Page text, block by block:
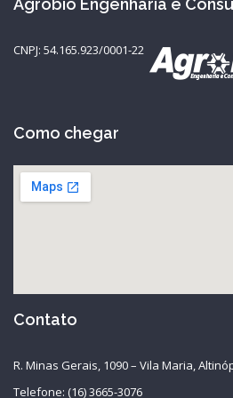
CNPJ: 54.165.923/0001-22
Como chegar
Contato
R. Minas Gerais, 1090 – Vila Maria,
Telefone: (16) 3665-3076